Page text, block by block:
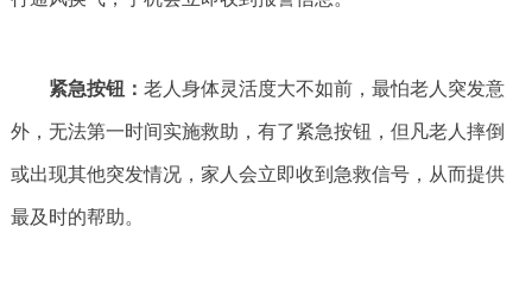
紧急按钮： 老人身体灵活度大不如前，最怕老人突发意
外，无法第一时间实施救助，有了紧急按钮，但凡老人摔倒
或出现其他突发情况，家人会立即收到急救信号，从而提供
最及时的帮助。